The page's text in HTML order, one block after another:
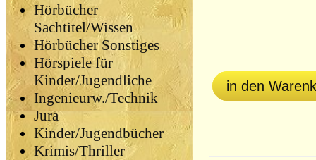
Hörbücher
Sachtitel/Wissen
Hörbücher Sonstiges
Hörspiele für
Kinder/Jugendliche
Ingenieurw./Technik
Jura
Kinder/Jugendbücher
Krimis/Thriller
in den